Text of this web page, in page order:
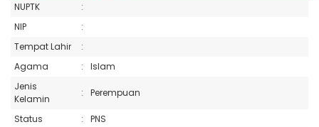
NUPTK
:
NIP
:
Tempat Lahir
:
Agama
:
Islam
Jenis
Kelamin
: Perempuan
Status :
PNS